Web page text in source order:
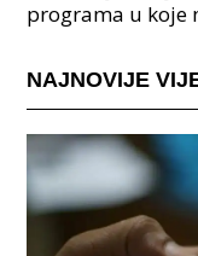
programa u koje
NAJNOVIJE